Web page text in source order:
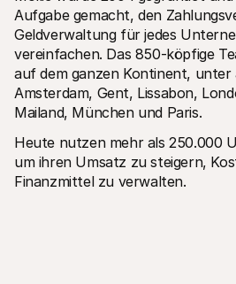
Aufgabe gemacht, den
Geldverwaltung für jedes
vereinfachen. Das 850-köpfige
auf dem ganzen Kontinent, unter
Amsterdam, Gent, Lissabon,
Mailand, München und Paris.
Heute nutzen mehr als 250.000
um ihren Umsatz zu steigern,
Finanzmittel zu verwalten.